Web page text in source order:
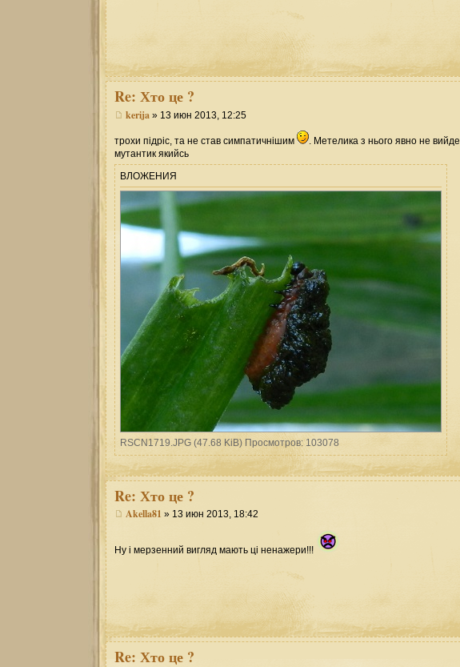
Re: Хто це ?
kerija » 13 июн 2013, 12:25
трохи підріс, та не став симпатичнішим
. Метелика з нього явно не вийде
мутантик якийсь
ВЛОЖЕНИЯ
RSCN1719.JPG (47.68 KiB) Просмотров: 103078
Re: Хто це ?
Akella81 » 13 июн 2013, 18:42
Ну і мерзенний вигляд мають ці ненажери!!!
Re: Хто це ?